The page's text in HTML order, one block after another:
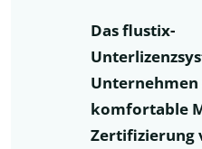
Das flustix-
Unternehmen
komfortable
Zertifizierung